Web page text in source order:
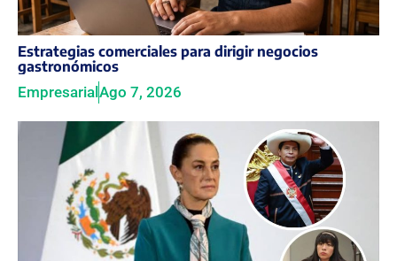
Estrategias comerciales para dirigir negocios
gastronómicos
Empresarial Ago 7, 2026